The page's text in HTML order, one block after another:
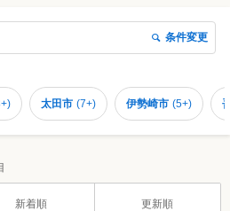
条件変更
) 太田市 (7+) 伊勢崎市 (5+)
新着順 更新順